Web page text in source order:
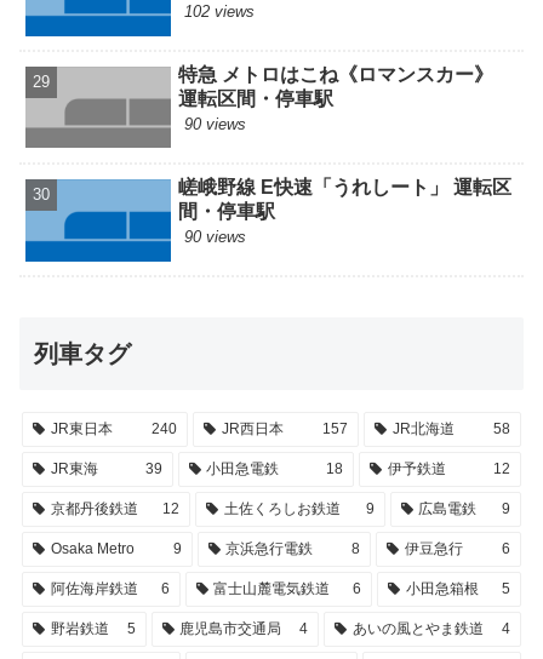
102 views
特急 メトロはこね《ロマンスカー》
運転区間・停車駅
90 views
嵯峨野線 E快速「うれしート」 運転区
間・停車駅
90 views
列車タグ
JR東日本 240 JR西日本 157 JR北海道 58
JR東海 39 小田急電鉄 18 伊予鉄道 12
京都丹後鉄道 12 土佐くろしお鉄道 9 広島電鉄 9
Osaka Metro 9 京浜急行電鉄 8 伊豆急行 6
阿佐海岸鉄道 6 富士山麓電気鉄道 6 小田急箱根 5
野岩鉄道 5 鹿児島市交通局 4 あいの風とやま鉄道 4